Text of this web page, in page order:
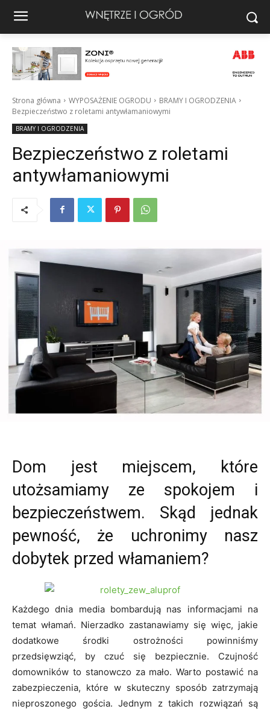
Strona główna WYPOSAŻENIE OGRODU
BRAMY I OGRODZENIA
Bezpieczeństwo z roletami antywłamaniowymi
BRAMY I OGRODZENIA
Bezpieczeństwo z roletami
antywłamaniowymi
Dom jest miejscem, które
utożsamiamy ze spokojem i
bezpieczeństwem. Skąd jednak
pewność, że uchronimy nasz
dobytek przed włamaniem?
Każdego dnia media bombardują nas informacjami na
temat włamań. Nierzadko zastanawiamy się więc, jakie
dodatkowe środki ostrożności powinniśmy
przedsięwziąć, by czuć się bezpiecznie. Czujność
domowników to stanowczo za mało. Warto postawić na
zabezpieczenia, które w skuteczny sposób zatrzymają
nieproszonego gościa. Jednym z takich rozwiązań są